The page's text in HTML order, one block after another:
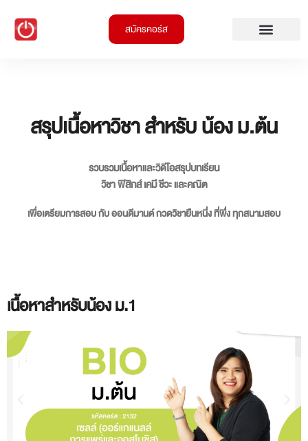
สมัครคอร์ส
สรุปเนื้อหาวิชา สำหรับ น้อง ม.ต้น
รวบรวมเนื้อหาและวิดีโอสรุปบทเรียน
วิชา ฟิสิกส์ เคมี ชีวะ และคณิต
เพื่อเตรียมการสอบ กับ ออนดีมานด์ กวดวิชายืนหนึ่ง ที่พึ่ง ทุกสนามสอบ
เนื้อหาสำหรับน้อง ม.1